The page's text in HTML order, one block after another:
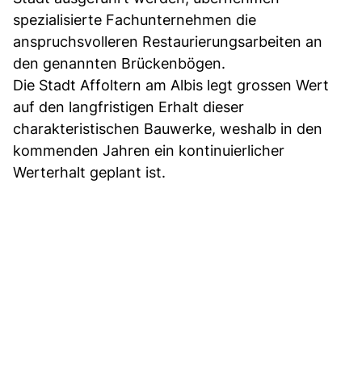
spezialisierte Fachunternehmen die
anspruchsvolleren Restaurierungsarbeiten an
den genannten Brückenbögen.
Die Stadt Affoltern am Albis legt grossen Wert
auf den langfristigen Erhalt dieser
charakteristischen Bauwerke, weshalb in den
kommenden Jahren ein kontinuierlicher
Werterhalt geplant ist.